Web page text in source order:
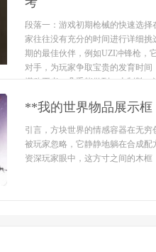
段落一：游戏初期枪械的快速选
家往往没有充分的时间进行详细
期的最佳伙伴，例如UZI冲锋枪，
对手，为玩家争取宝贵的发育时
堪称王者，几乎能做到一击制胜，
**我的世界物品展示
引言，方块世界的情感容器在无
被玩家忽略，它静静地躺在合成
资深玩家眼中，这方寸之间的木